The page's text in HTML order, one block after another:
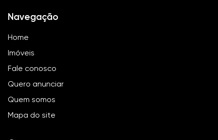
Navegação
Home
Imóveis
Fale conosco
Quero anunciar
Quem somos
Mapa do site